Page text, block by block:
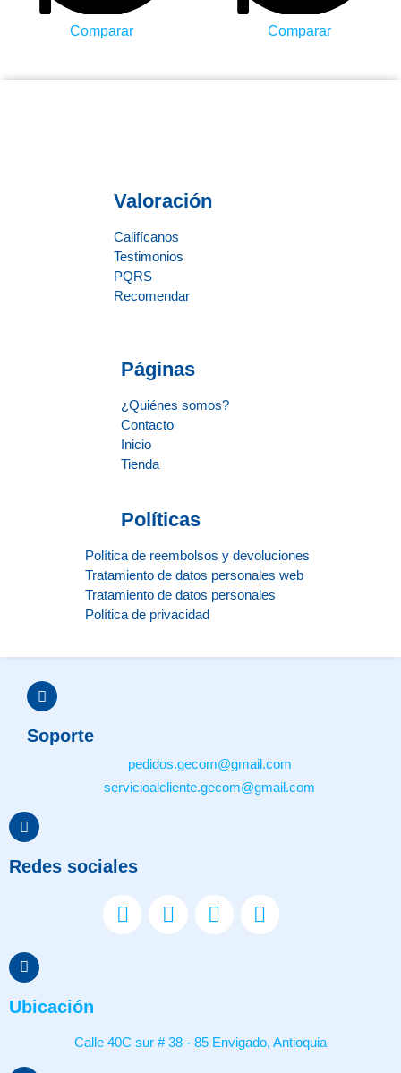
Comparar Comparar
Valoración
Califícanos
Testimonios
PQRS
Recomendar
Páginas
¿Quiénes somos?
Contacto
Inicio
Tienda
Políticas
Política de reembolsos y devoluciones
Tratamiento de datos personales web
Tratamiento de datos personales
Política de privacidad
Soporte
pedidos.gecom@gmail.com
servicioalcliente.gecom@gmail.com
Redes sociales
Ubicación
Calle 40C sur # 38 - 85 Envigado, Antioquia